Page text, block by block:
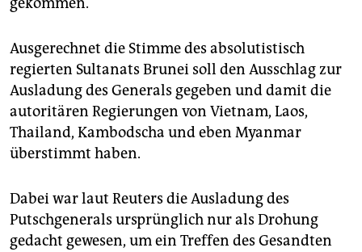
Ausgerechnet die Stimme des absolutistisch
regierten Sultanats Brunei soll den Ausschlag zur
Ausladung des Generals gegeben und damit die
autoritären Regierungen von Vietnam, Laos,
Thailand, Kambodscha und eben Myanmar
überstimmt haben.
Dabei war laut Reuters die Ausladung des
Putschgenerals ursprünglich nur als Drohung
gedacht gewesen, um ein Treffen des Gesandten